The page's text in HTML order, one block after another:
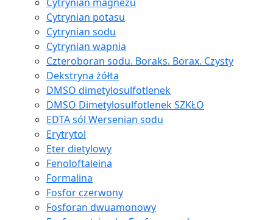
Cytrynian potasu
Cytrynian sodu
Cytrynian wapnia
Czteroboran sodu. Boraks. Borax. Czysty
Dekstryna żółta
DMSO dimetylosulfotlenek
DMSO Dimetylosulfotlenek SZKŁO
EDTA sól Wersenian sodu
Erytrytol
Eter dietylowy
Fenoloftaleina
Formalina
Fosfor czerwony
Fosforan dwuamonowy